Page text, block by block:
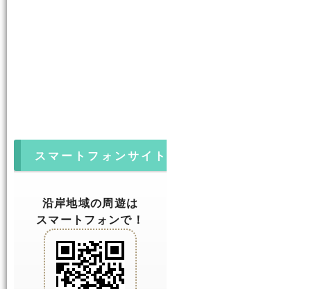
スマートフォンサイト
沿岸地域の周遊は
スマートフォンで！